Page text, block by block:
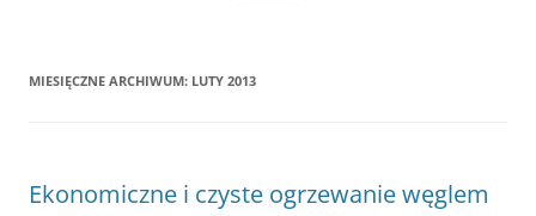
MIESIĘCZNE ARCHIWUM: LUTY 2013
Ekonomiczne i czyste ogrzewanie węglem